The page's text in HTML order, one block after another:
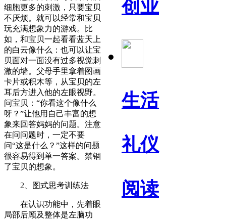
创业
生活
礼仪
阅读
细胞更多的刺激，只要宝贝
不厌烦。就可以经常和宝贝
玩充满想象力的游戏。比
如，和宝贝一起看看蓝天上
的白云像什么：也可以让宝
贝面对一面没有过多视觉刺
激的墙。父母手里拿着图画
卡片或积木等，从宝贝的左
耳后方进入他的左眼视野。
问宝贝：“你看这个像什么
呀？”让他用自己丰富的想
象来回答妈妈的问题。注意
在问问题时，一定不要
问“这是什么？”这样的问题
很容易得到单一答案。禁锢
了宝贝的想象。
2、图式思考训练法
在认识功能中，先着眼
局部后顾及整体是左脑功